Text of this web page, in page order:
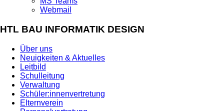
Webmail
HTL BAU INFORMATIK DESIGN
Über uns
Neuigkeiten & Aktuelles
Leitbild
Schulleitung
Verwaltung
Schüler:innenvertretung
Elternverein